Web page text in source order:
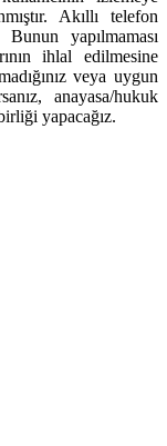
Akıllı telefon
yapılmaması
ihlal edilmesine
veya uygun
anayasa/hukuk
yapacağız.